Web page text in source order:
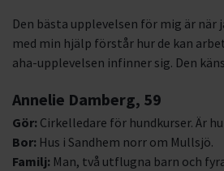
Den bästa upplevelsen för mig är när
med min hjälp förstår hur de kan
aha-upplevelsen infinner sig. Den
Annelie Damberg, 59
Gör: Cirkelledare för hundkurser. Är
Bor: Hus i Sandhem norr om Mullsjö.
Familj: Man, två utflugna barn och